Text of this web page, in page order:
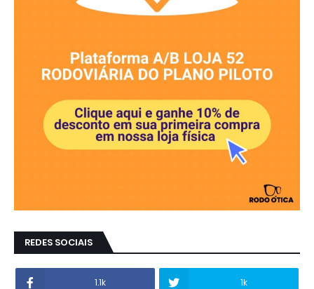
REDES SOCIAIS
1.1k 1k